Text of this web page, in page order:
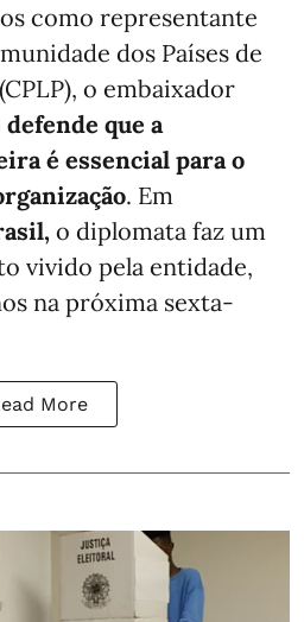
como representante
dos Países de
o embaixador
defende que a
é essencial para o
. Em
o diplomata faz um
vivido pela entidade,
na próxima sexta-
More